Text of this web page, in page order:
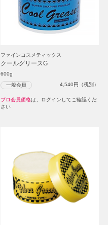
ファインコスメティックス
クールグリースG
600g
一般会員 4,540円（税別）
プロ会員価格は、ログインしてご確認くだ
さい